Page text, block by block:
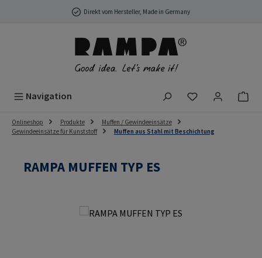
Zum Hauptinhalt springenDirekt vom Hersteller, Made in Germany
Navigation Du hast 0
Onlineshop Produkte
Muffen / Gewindeeinsätze
Gewindeeinsätze für Kunststoff
Muffen aus Stahl mit Beschichtung
RAMPA MUFFEN TYP ES
Bildergalerie überspringen